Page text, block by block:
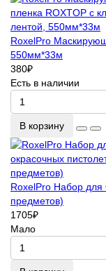
RoxelPro
550мм*33м
380₽
Есть в наличии
В корзину
RoxelPro Набор для
предметов)
1705₽
Мало